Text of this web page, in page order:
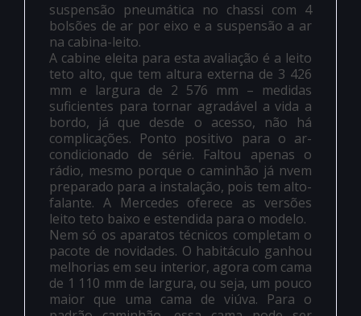
suspensão pneumática no chassi com 4
bolsões de ar por eixo e a suspensão a ar
na cabina-leito.
A cabine eleita para esta avaliação é a leito
teto alto, que tem altura externa de 3 426
mm e largura de 2 576 mm – medidas
suficientes para tornar agradável a vida a
bordo, já que desde o acesso, não há
complicações. Ponto positivo para o ar-
condicionado de série. Faltou apenas o
rádio, mesmo porque o caminhão já nvem
preparado para a instalação, pois tem alto-
falante. A Mercedes oferece as versões
leito teto baixo e estendida para o modelo.
Nem só os aparatos técnicos completam o
pacote de novidades. O habitáculo ganhou
melhorias em seu interior, agora com cama
de 1 110 mm de largura, ou seja, um pouco
maior que uma cama de viúva. Para o